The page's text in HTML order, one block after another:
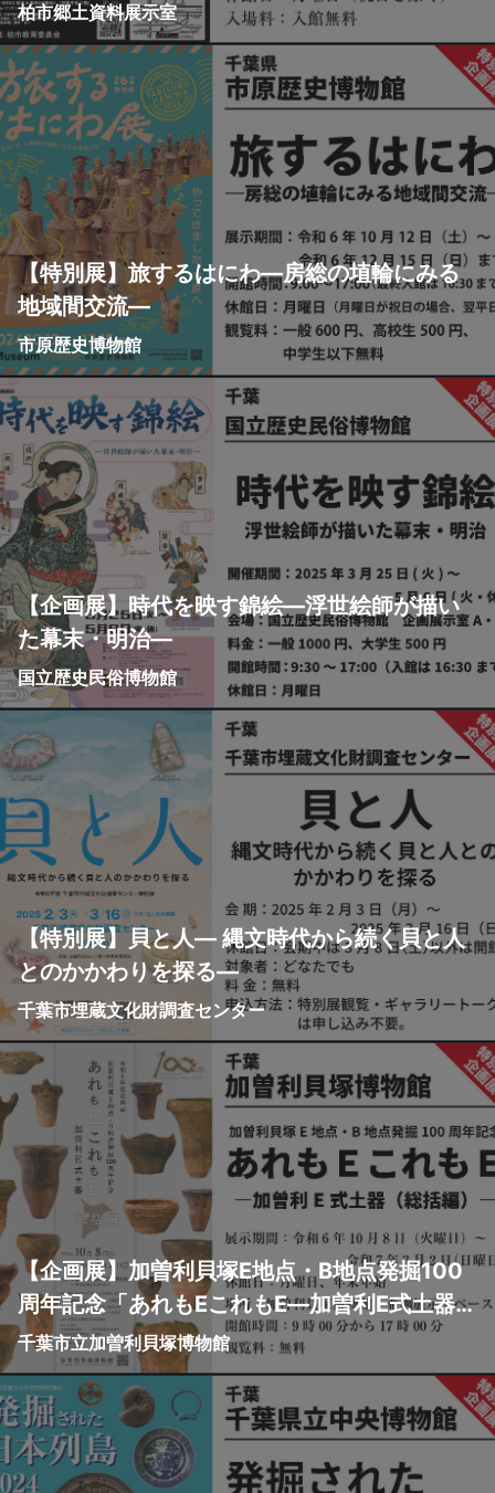
柏市郷土資料展示室
【特別展】旅するはにわ―房総の埴輪にみる
地域間交流―
市原歴史博物館
【企画展】時代を映す錦絵—浮世絵師が描い
た幕末・明治—
国立歴史民俗博物館
【特別展】貝と人― 縄文時代から続く貝と人
とのかかわりを探る―
千葉市埋蔵文化財調査センター
【企画展】加曽利貝塚E地点・B地点発掘100
周年記念「あれもEこれもE―加曽利E式土器
（総括編）―」
千葉市立加曽利貝塚博物館